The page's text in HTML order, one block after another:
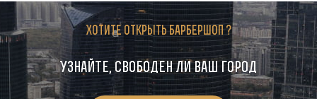
???????? ??????
Хотите открыть барбершоп ?
Узнайте, свободен ли ваш город